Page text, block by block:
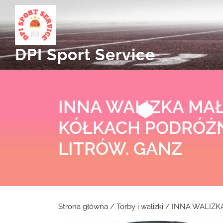
content
DPI Sport Service
INNA WALIZKA
KÓŁKACH
LITRÓW. GANZ
Strona główna / Torby i walizki / INNA